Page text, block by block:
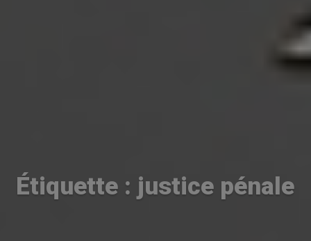
Étiquette : justice pénale